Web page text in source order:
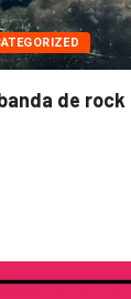
de